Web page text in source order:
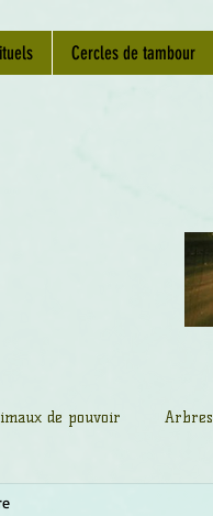
Cercles de tambour
de pouvoir Arbres